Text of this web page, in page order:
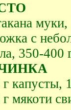
с
350-400
г капусты,
г мякоти